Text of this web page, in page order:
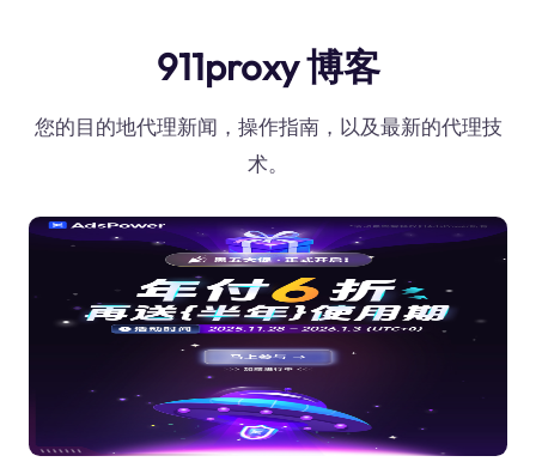
911proxy 博客
您的目的地代理新闻，操作指南，以及最新的代理技
术。